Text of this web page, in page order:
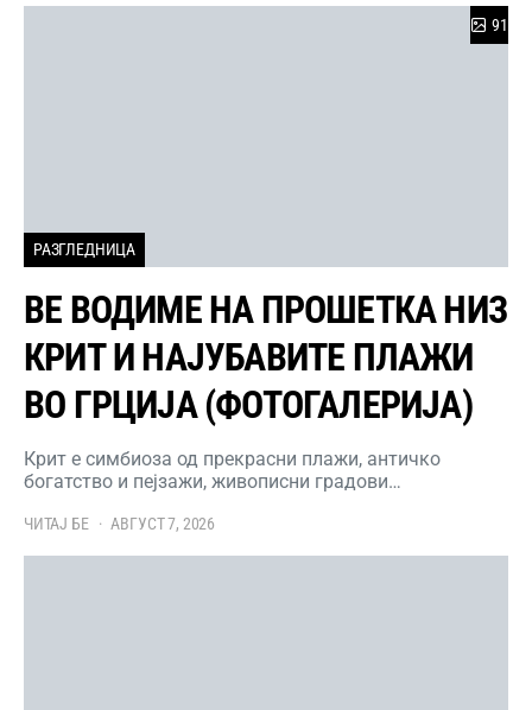
РАЗГЛЕДНИЦА
91
ВЕ ВОДИМЕ НА ПРОШЕТКА НИЗ
КРИТ И НАЈУБАВИТЕ ПЛАЖИ
ВО ГРЦИЈА (ФОТОГАЛЕРИЈА)
Крит е симбиоза од прекрасни плажи, античко
богатство и пејзажи, живописни градови…
ЧИТАЈ БЕ АВГУСТ 7, 2026